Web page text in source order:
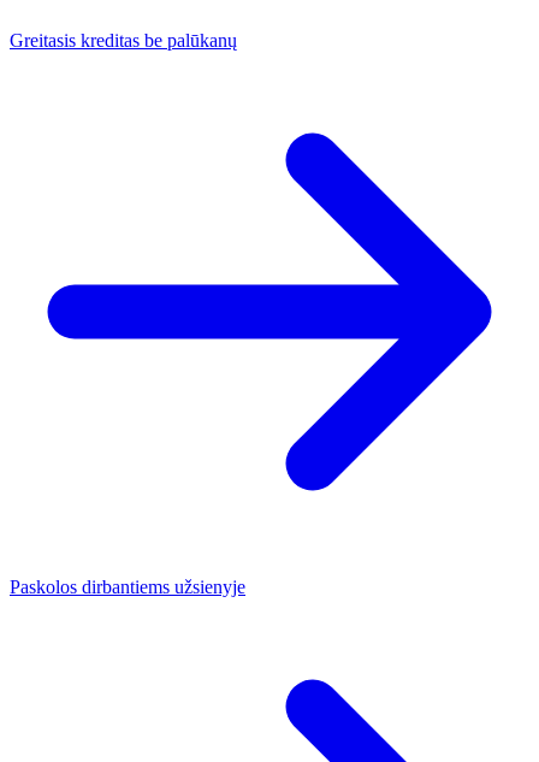
Greitasis kreditas be palūkanų
Paskolos dirbantiems užsienyje